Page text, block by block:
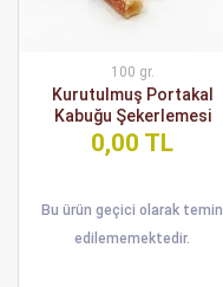
100 gr.
Kurutulmuş Portakal
Kabuğu Şekerlemesi
0,00 TL
Bu ürün geçici olarak temin
edilememektedir.